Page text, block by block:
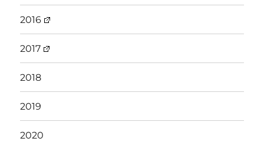
2016
2017
2018
2019
2020